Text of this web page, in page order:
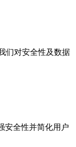
们对安全性及数据
安全性并简化用户